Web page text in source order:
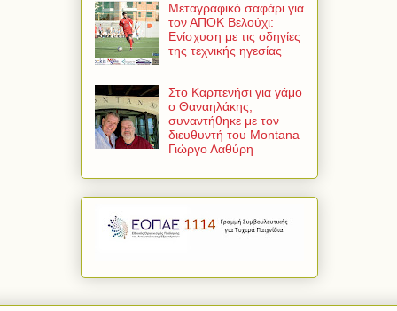
Μεταγραφικό σαφάρι για
τον ΑΠΟΚ Βελούχι:
Ενίσχυση με τις οδηγίες
της τεχνικής ηγεσίας
Στο Καρπενήσι για γάμο
ο Θαναηλάκης,
συναντήθηκε με τον
διευθυντή του Montana
Γιώργο Λαθύρη